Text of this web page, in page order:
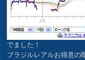
でました！
ブラジルレアルお得意の